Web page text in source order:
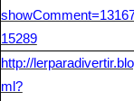
15289
http://
ml?